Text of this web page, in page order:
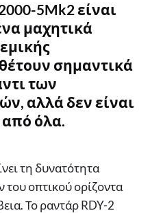
5Mk2 είναι
μαχητικά
σημαντικά
των
αλλά δεν είναι
όλα.
τη δυνατότητα
οπτικού ορίζοντα
Το ραντάρ RDY-2